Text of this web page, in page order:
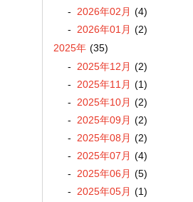
2026年02 月 (4)
2026年01 月 (2)
2025年 (35)
2025年12 月 (2)
2025年11 月 (1)
2025年10月 (2)
2025年09 月 (2)
2025年08 月 (2)
2025年07 月 (4)
2025年06 月 (5)
2025年05月 (1)